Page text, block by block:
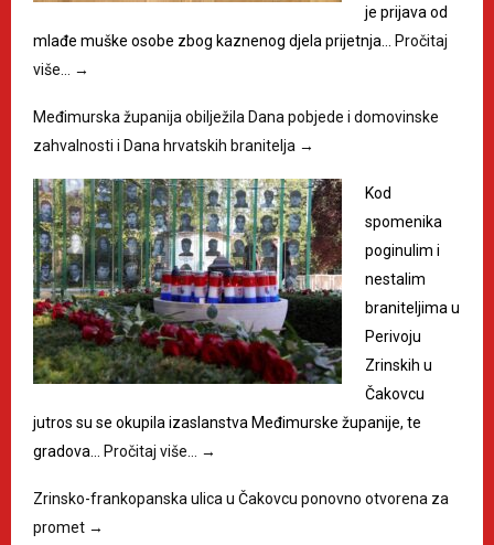
je prijava od
mlađe muške osobe zbog kaznenog djela prijetnja… Pročitaj
više…
→
Međimurska županija obilježila Dana pobjede i domovinske
zahvalnosti i Dana hrvatskih branitelja →
Kod
spomenika
poginulim i
nestalim
braniteljima u
Perivoju
Zrinskih u
Čakovcu
jutros su se okupila izaslanstva Međimurske županije, te
gradova… Pročitaj više… →
Zrinsko-frankopanska ulica u Čakovcu ponovno otvorena za
promet →